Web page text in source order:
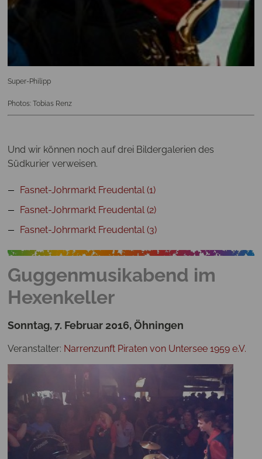
Super-Philipp
Photos: Tobias Renz
Und wir können noch auf drei Bildergalerien des
Südkurier verweisen.
Fasnet-Johrmarkt Freudental (1)
Fasnet-Johrmarkt Freudental (2)
Fasnet-Johrmarkt Freudental (3)
Guggenmusikabend im
Hexenkeller
Sonntag, 7. Februar 2016, Öhningen
Veranstalter: Narrenzunft Piraten von Untersee 1959 e.V.